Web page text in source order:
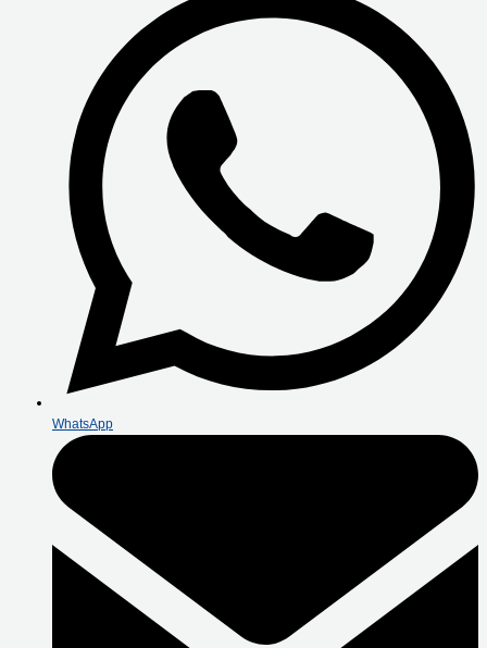
WhatsApp